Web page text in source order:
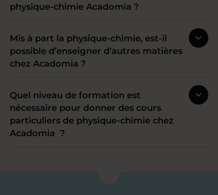
physique-chimie Acadomia ?
Mis à part la physique-chimie, est-il
possible d’enseigner d’autres matières
chez Acadomia ?
Quel niveau de formation est
nécessaire pour donner des cours
particuliers de physique-chimie chez
Acadomia ?